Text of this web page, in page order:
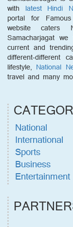
with latest Hindi
portal for
website
Samacharjagat
current and
different-different
lifestyle, National
travel and many
National
International
Sports
Business
Entertainment